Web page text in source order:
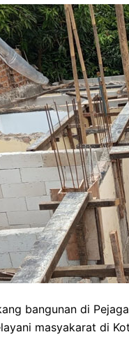
bangunan di
masyakarat di